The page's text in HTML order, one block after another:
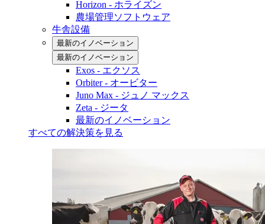
Horizon - ホライズン
農場管理ソフトウェア
牛舎設備
最新のイノベーション
最新のイノベーション
Exos - エクソス
Orbiter - オービター
Juno Max - ジュノ マックス
Zeta - ジータ
最新のイノベーション
すべての解決策を見る